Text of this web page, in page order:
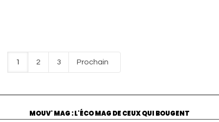
1 2 3 Prochain
MOUV' MAG : L'ÉCO MAG DE CEUX QUI BOUGENT